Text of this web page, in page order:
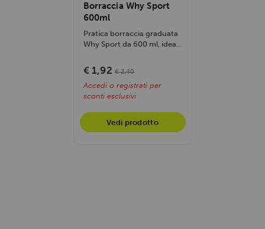
Borraccia Why Sport
600ml
Pratica borraccia graduata
Why Sport da 600 ml, ideale
ermetico...
€ 1,92 € 2,40
Accedi o registrati per
sconti esclusivi
Vedi prodotto